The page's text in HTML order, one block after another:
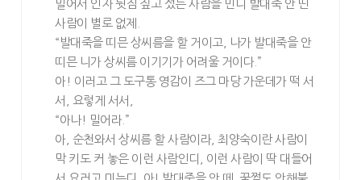
밀어서 인자 뒷짐 짚고 섰는 사람을 민디 발대죽 안 띤
사람이 별로 없제.
“발대죽을 띠믄 상씨름을 할 거이고, 나가 발대죽을 안
띠믄 니가 상씨름 이기기가 어려울 거이다.”
아! 이러고 그 도구통 영감이 즈그 마당 가운데가 떡 서
서, 요렇게 서서,
“아나! 밀어라.”
아, 순천와서 상씨름 할 사람이라, 최양숙이란 사람이
막 키도 커 놓은 이런 사람인디, 이런 사람이 딱 대들어